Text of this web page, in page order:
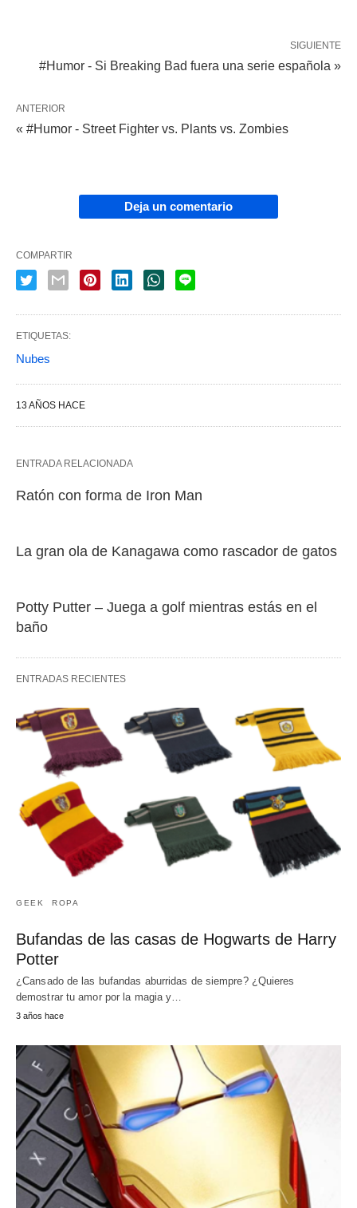
SIGUIENTE
#Humor - Si Breaking Bad fuera una serie española »
ANTERIOR
« #Humor - Street Fighter vs. Plants vs. Zombies
Deja un comentario
COMPARTIR
ETIQUETAS:
Nubes
13 AÑOS HACE
ENTRADA RELACIONADA
Ratón con forma de Iron Man
La gran ola de Kanagawa como rascador de gatos
Potty Putter – Juega a golf mientras estás en el
baño
ENTRADAS RECIENTES
GEEK ROPA
Bufandas de las casas de Hogwarts de Harry
Potter
¿Cansado de las bufandas aburridas de siempre? ¿Quieres
demostrar tu amor por la magia y…
3 años hace